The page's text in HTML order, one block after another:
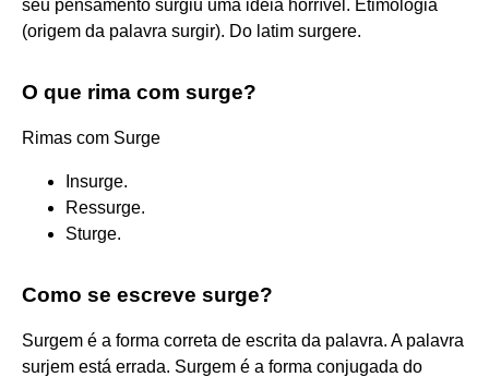
seu pensamento surgiu uma ideia horrível. Etimologia
(origem da palavra surgir). Do latim surgere.
O que rima com surge?
Rimas com Surge
Insurge.
Ressurge.
Sturge.
Como se escreve surge?
Surgem é a forma correta de escrita da palavra. A palavra
surjem está errada. Surgem é a forma conjugada do